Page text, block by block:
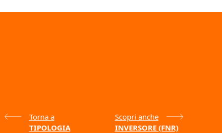
Torna a
TIPOLOGIA
Scopri anche
INVERSORE (FNR)